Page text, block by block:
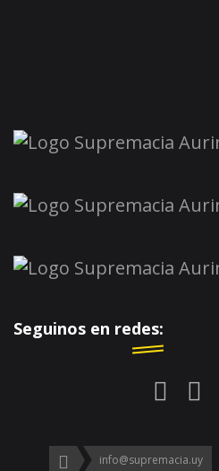
Seguinos en redes:
info@supremacia.uy